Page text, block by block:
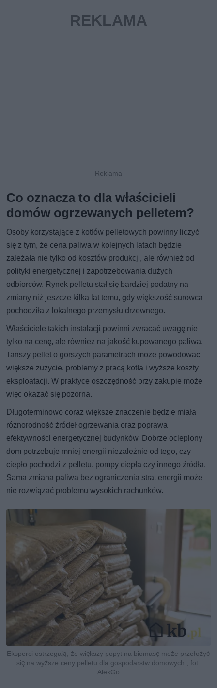
Co oznacza to dla właścicieli
domów ogrzewanych pelletem?
Osoby korzystające z kotłów pelletowych powinny liczyć
się z tym, że cena paliwa w kolejnych latach będzie
zależała nie tylko od kosztów produkcji, ale również od
polityki energetycznej i zapotrzebowania dużych
odbiorców. Rynek pelletu stał się bardziej podatny na
zmiany niż jeszcze kilka lat temu, gdy większość surowca
pochodziła z lokalnego przemysłu drzewnego.
Właściciele takich instalacji powinni zwracać uwagę nie
tylko na cenę, ale również na jakość kupowanego paliwa.
Tańszy pellet o gorszych parametrach może powodować
większe zużycie, problemy z pracą kotła i wyższe koszty
eksploatacji. W praktyce oszczędność przy zakupie może
więc okazać się pozorna.
Długoterminowo coraz większe znaczenie będzie miała
różnorodność źródeł ogrzewania oraz poprawa
efektywności energetycznej budynków. Dobrze ocieplony
dom potrzebuje mniej energii niezależnie od tego, czy
ciepło pochodzi z pelletu, pompy ciepła czy innego źródła.
Sama zmiana paliwa bez ograniczenia strat energii może
nie rozwiązać problemu wysokich rachunków.
Eksperci ostrzegają, że większy popyt na biomasę może przełożyć
się na wyższe ceny pelletu dla gospodarstw domowych., fot.
AlexGo